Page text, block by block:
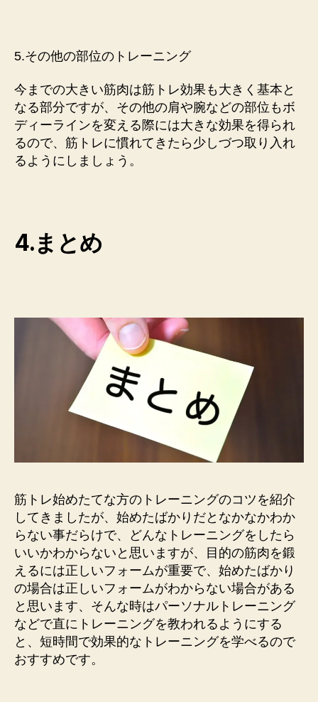
5.その他の部位のトレーニング
今までの大きい筋肉は筋トレ効果も大きく基本と
なる部分ですが、その他の肩や腕などの部位もボ
ディーラインを変える際には大きな効果を得られ
るので、筋トレに慣れてきたら少しづつ取り入れ
るようにしましょう。
4.まとめ
筋トレ始めたてな方のトレーニングのコツを紹介
してきましたが、始めたばかりだとなかなかわか
らない事だらけで、どんなトレーニングをしたら
いいかわからないと思いますが、目的の筋肉を鍛
えるには正しいフォームが重要で、始めたばかり
の場合は正しいフォームがわからない場合がある
と思います、そんな時はパーソナルトレーニング
などで直にトレーニングを教われるようにする
と、短時間で効果的なトレーニングを学べるので
おすすめです。